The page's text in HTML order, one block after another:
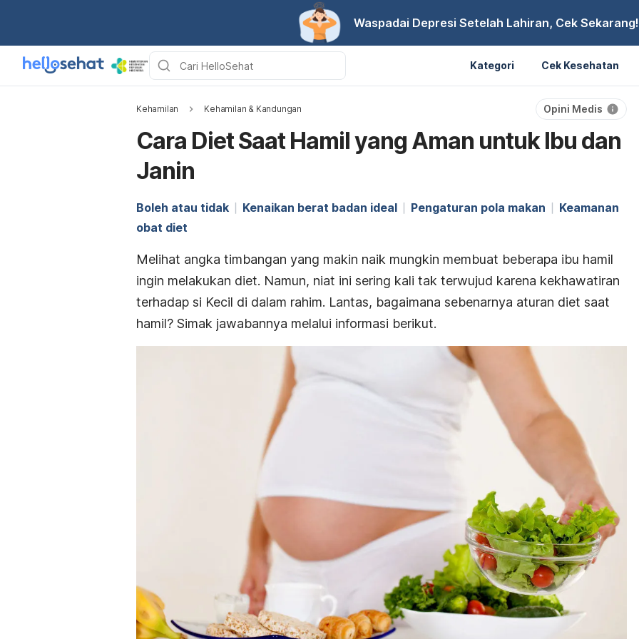
Waspadai Depresi Setelah Lahiran, Cek Sekarang!
Kategori Cek Kesehatan
Kehamilan Kehamilan & Kandungan Opini Medis
Cara Diet Saat Hamil yang Aman untuk Ibu dan
Janin
Boleh atau tidak Kenaikan berat badan ideal Pengaturan pola makan
Keamanan
obat diet
Melihat angka timbangan yang makin naik mungkin membuat beberapa ibu hamil
ingin melakukan diet. Namun, niat ini sering kali tak terwujud karena kekhawatiran
terhadap si Kecil di dalam rahim. Lantas, bagaimana sebenarnya aturan diet saat
hamil? Simak jawabannya melalui informasi berikut.